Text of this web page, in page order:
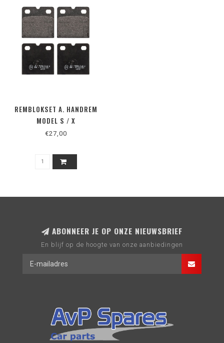
REMBLOKSET A. HANDREM
MODEL S / X
€27,00
ABONNEER JE OP ONZE NIEUWSBRIEF
En blijf op de hoogte van onze aanbiedingen